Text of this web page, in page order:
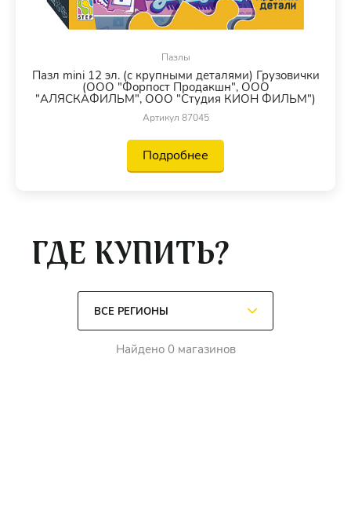
Пазлы
Пазл mini 12 эл. (с крупными деталями) Грузовички
(ООО "Форпост Продакшн", ООО
"АЛЯСКАФИЛЬМ", ООО "Студия КИОН ФИЛЬМ")
Артикул 87045
Подробнее
ГДЕ КУПИТЬ?
Найдено 0 магазинов